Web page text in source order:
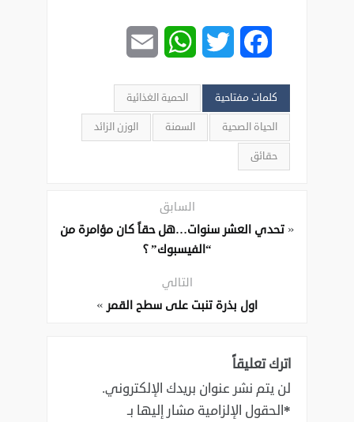
Facebook
Twitter
WhatsApp
كلمات مفتاحية الحمية الغذائية
الحياة الصحية السمنة الوزن الزائد
حقائق
السابق
«تحدي العشر سنوات…هل حقاً كان مؤامرة من
“الفيسبوك” ؟
التالي
اول بذرة تنبت على سطح القمر»
اترك تعليقاً
لن يتم نشر عنوان بريدك الإلكتروني.
الحقول الإلزامية مشار إليها بـ*